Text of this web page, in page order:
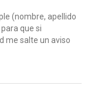
(nombre, apellido
que si
me salte un aviso